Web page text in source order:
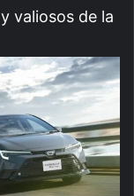
y valiosos de la